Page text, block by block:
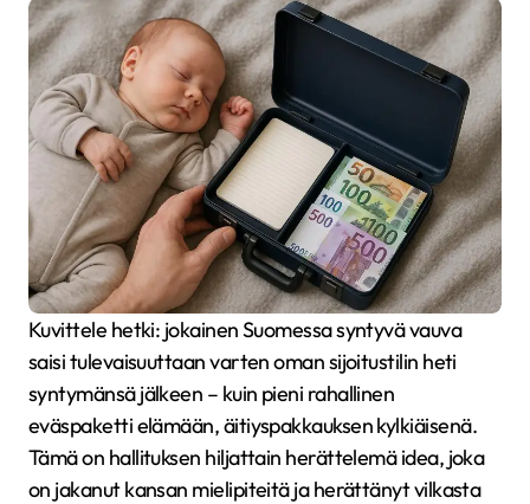
Kuvittele hetki: jokainen Suomessa syntyvä vauva
saisi tulevaisuuttaan varten oman sijoitustilin heti
syntymänsä jälkeen – kuin pieni rahallinen
eväspaketti elämään, äitiyspakkauksen kylkiäisenä.
Tämä on hallituksen hiljattain herättelemä idea, joka
on jakanut kansan mielipiteitä ja herättänyt vilkasta